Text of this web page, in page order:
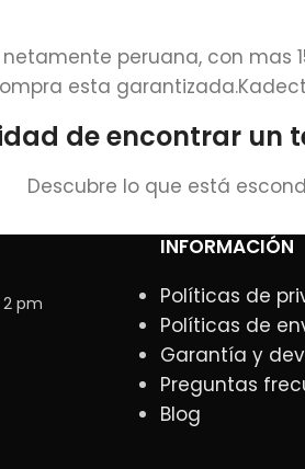
peruana, con
esta
de encontrar un
Descubre lo que está
pm
INFORMACIÓN
Políticas de
Políticas de
Garantía y
Preguntas
Blog